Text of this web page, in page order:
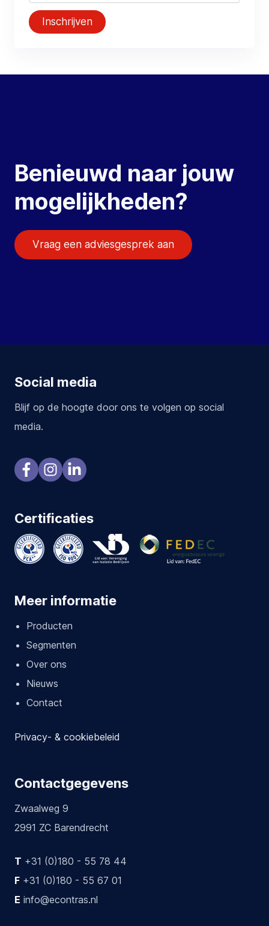
Inschrijven
Benieuwd naar jouw
mogelijkheden?
Vraag een adviesgesprek aan
Social media
Blijf op de hoogte door ons te volgen op social
media.
Certificaties
Meer informatie
Producten
Segmenten
Over ons
Nieuws
Contact
Privacy- & cookiebeleid
Contactgegevens
Zwaalweg 9
2991 ZC Barendrecht
T +31 (0)180 - 55 78 44
F +31 (0)180 - 55 67 01
E info@econtras.nl